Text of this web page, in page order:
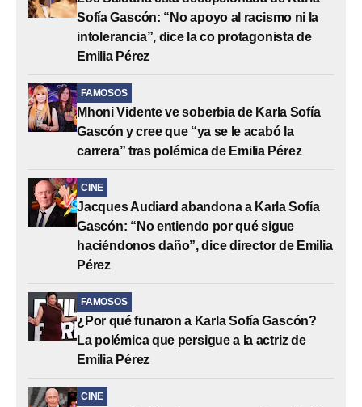
Sofía Gascón: “No apoyo al racismo ni la
intolerancia”, dice la co protagonista de
Emilia Pérez
FAMOSOS
Mhoni Vidente ve soberbia de Karla Sofía
Gascón y cree que “ya se le acabó la
carrera” tras polémica de Emilia Pérez
CINE
Jacques Audiard abandona a Karla Sofía
Gascón: “No entiendo por qué sigue
haciéndonos daño”, dice director de Emilia
Pérez
FAMOSOS
¿Por qué funaron a Karla Sofía Gascón?
La polémica que persigue a la actriz de
Emilia Pérez
CINE